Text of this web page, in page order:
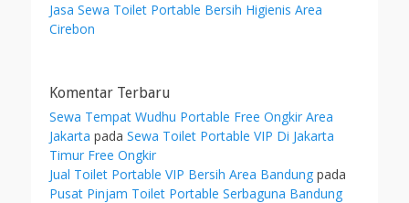
Jasa Sewa Toilet Portable Bersih Higienis Area
Cirebon
Komentar Terbaru
Sewa Tempat Wudhu Portable Free Ongkir Area
Jakarta pada Sewa Toilet Portable VIP Di Jakarta
Timur Free Ongkir
Jual Toilet Portable VIP Bersih Area Bandung pada
Pusat Pinjam Toilet Portable Serbaguna Bandung